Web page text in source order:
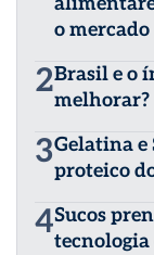
o mercado
2Brasil e o
melhorar?
3Gelatina e
proteico
4Sucos
tecnologia